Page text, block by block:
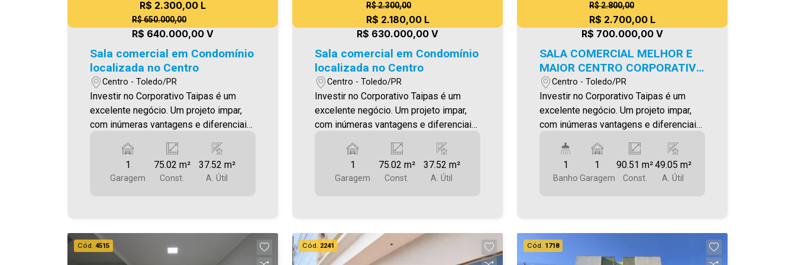
R$ 2.300,00 L
R$ 650.000,00
R$ 640.000,00 V
Sala comercial em Condomínio
localizada no Centro
Centro - Toledo/PR
Investir no Corporativo Taipas é um
excelente negócio. Um projeto impar,
com inúmeras vantagens e diferenciais.
Prefeitura e próximo ao Fórum.
Diversas opções de tamanhos de salas
que atendem a necessidade de
empresas que necessitam de andares
inteiros para alojar grandes equipes.
1
Garagem
75.02 m²
Const.
37.52 m²
A. Útil
R$ 2.300,00
R$ 2.180,00 L
R$ 630.000,00 V
Sala comercial em Condomínio
localizada no Centro
Centro - Toledo/PR
Investir no Corporativo Taipas é um
excelente negócio. Um projeto impar,
com inúmeras vantagens e diferenciais.
Prefeitura e próximo ao Fórum.
Diversas opções de tamanhos de salas
que atendem a necessidade de
empresas que necessitam de andares
inteiros para alojar grandes equipes.
1
Garagem
75.02 m²
Const.
37.52 m²
A. Útil
R$ 2.800,00
R$ 2.700,00 L
R$ 700.000,00 V
SALA COMERCIAL MELHOR E
MAIOR CENTRO CORPORATIVO
DE TOLEDO
Centro - Toledo/PR
Investir no Corporativo Taipas é um
excelente negócio. Um projeto impar,
com inúmeras vantagens e diferenciais.
Prefeitura e próximo ao Fórum.
Diversas opções de tamanhos de salas
que atendem a necessidade de
empresas que necessitam de andares
inteiros para alojar grandes equipes.
1
Banho
1
Garagem
90.51 m²
Const.
49.05 m²
A. Útil
Cód. 4515 Cód. 2241 Cód. 1718